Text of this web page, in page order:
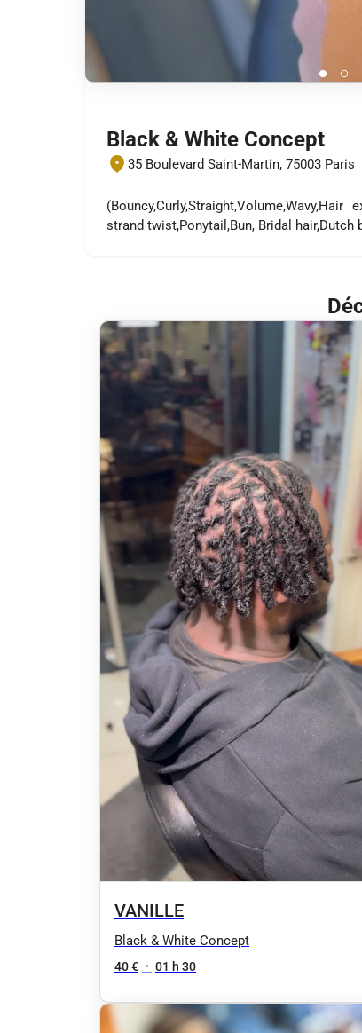
Black & White Concept
35 Boulevard Saint-Martin, 75003 Paris
(Bouncy,Curly,Straight,Volume,Wavy,Hair
strand twist,Ponytail,Bun, Bridal hair,Dutch
VANILLE
Black & White Concept
40 € • 01 h 30